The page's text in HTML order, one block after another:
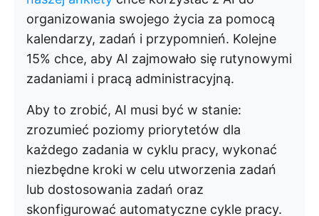
organizowania swojego życia za pomocą
kalendarzy, zadań i przypomnień. Kolejne
15% chce, aby AI zajmowało się rutynowymi
zadaniami i pracą administracyjną.
Aby to zrobić, AI musi być w stanie:
zrozumieć poziomy priorytetów dla
każdego zadania w cyklu pracy, wykonać
niezbędne kroki w celu utworzenia zadań
lub dostosowania zadań oraz
skonfigurować automatyczne cykle pracy.